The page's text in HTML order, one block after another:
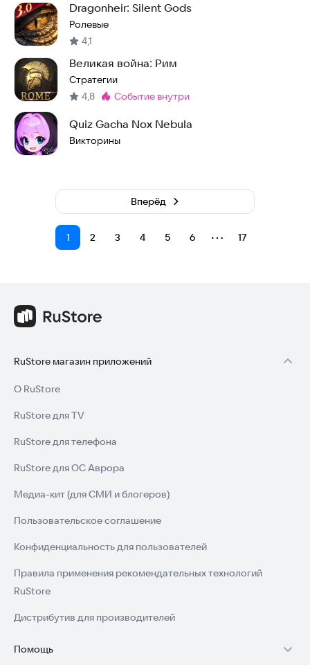
Dragonheir: Silent Gods
Ролевые
4,1
Великая война: Рим
Стратегии
4,8 Метка:
событие внутри
Quiz Gacha Nox Nebula
Викторины
1 2 3 4 5 6 ⋯ 17
Вперёд
RuStore магазин приложений
О RuStore
RuStore для TV
RuStore для телефона
RuStore для ОС Аврора
Медиа-кит (для СМИ и блогеров)
Пользовательское соглашение
Конфиденциальность для пользователей
Правила применения рекомендательных технологий
RuStore
Дистрибутив для производителей
Помощь